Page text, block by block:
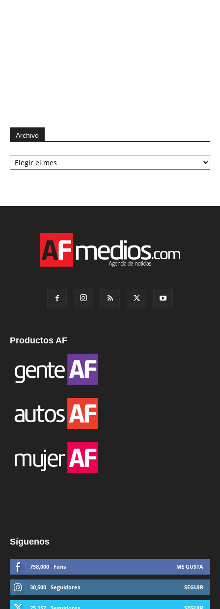
Archivo
Archivo
Productos AF
Síguenos
758,000 Fans ME GUSTA
30,500 Seguidores SEGUIR